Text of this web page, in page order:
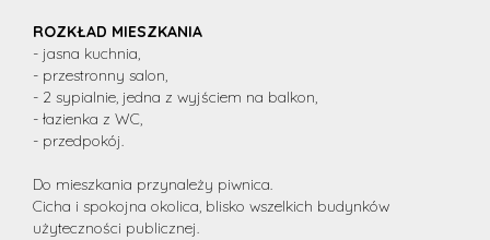
ROZKŁAD MIESZKANIA
- jasna kuchnia,
- przestronny salon,
- 2 sypialnie, jedna z wyjściem na balkon,
- łazienka z WC,
- przedpokój.
Do mieszkania przynależy piwnica.
Cicha i spokojna okolica, blisko wszelkich budynków
użyteczności publicznej.